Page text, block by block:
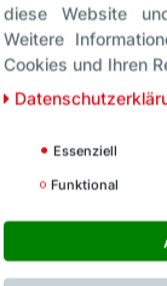
diese Website
Weitere
Cookies und Ihren
Essenziell
Funktional